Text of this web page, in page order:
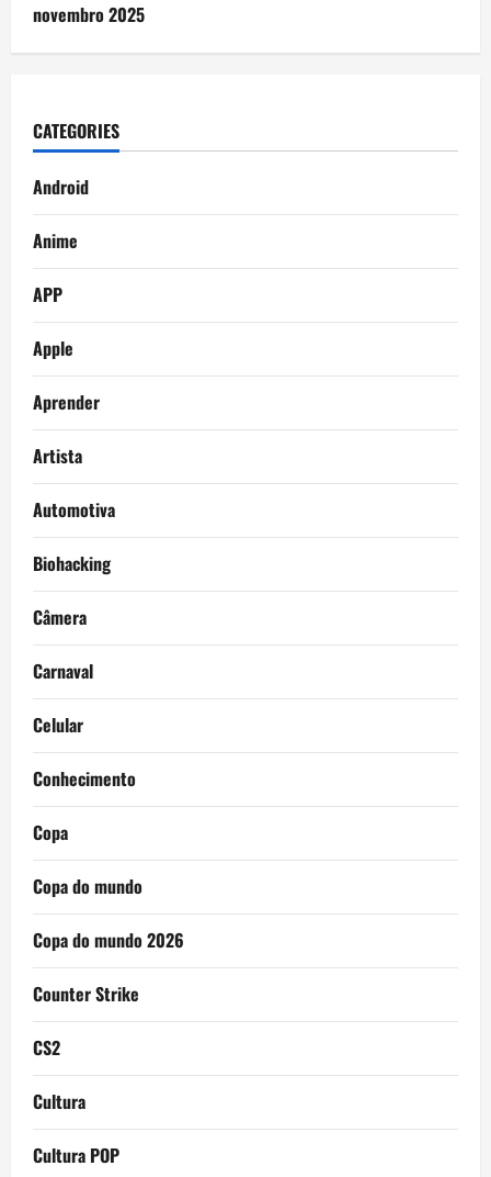
novembro 2025
CATEGORIES
Android
Anime
APP
Apple
Aprender
Artista
Automotiva
Biohacking
Câmera
Carnaval
Celular
Conhecimento
Copa
Copa do mundo
Copa do mundo 2026
Counter Strike
CS2
Cultura
Cultura POP